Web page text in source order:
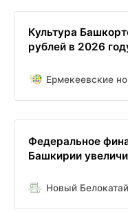
Культура
рублей в 2026
Ермекеевские
Федеральное
Башкирии
Новый Белокатай